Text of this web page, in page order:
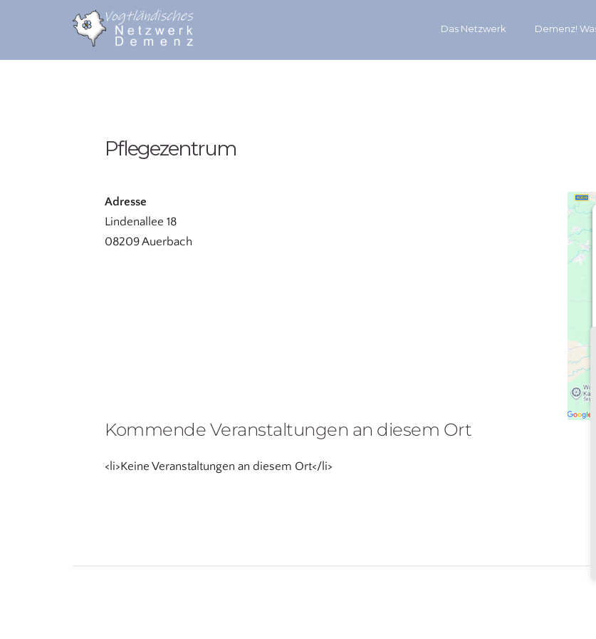
Das Netzwerk Demenz!
Pflegezentrum
Adresse
Lindenallee 18
08209 Auerbach
Kommende Veranstaltungen an diesem Ort
<li>Keine Veranstaltungen an diesem Ort</li>